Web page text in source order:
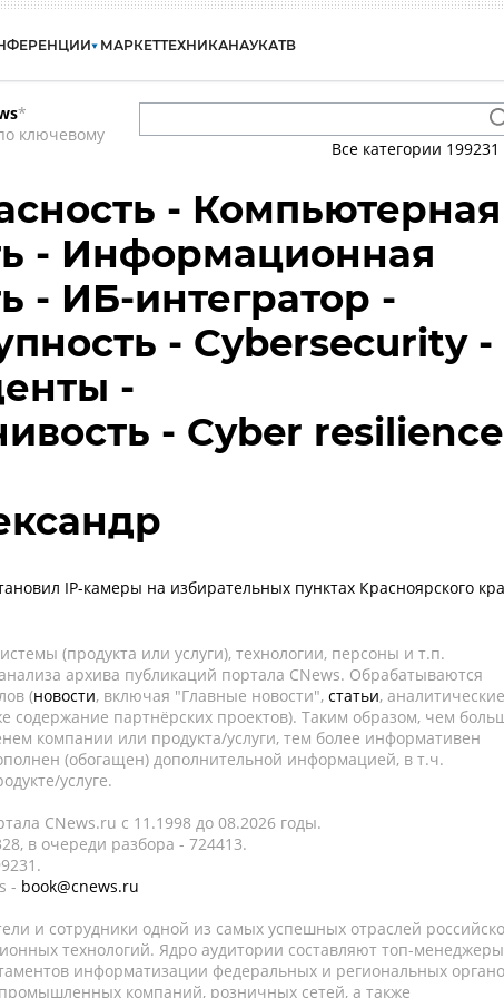
МАРКЕТТЕХНИКАНАУКАТВ
*
ключевому
Все категории 199231
- Компьютерная
- Информационная
- ИБ-интегратор -
- Cybersecurity -
-
- Cyber resilience
IP-камеры на избирательных пунктах Красноярского
(продукта или услуги), технологии, персоны и т.п.
архива публикаций портала CNews. Обрабатываются
(новости, включая "Главные новости", статьи, аналитические
содержание партнёрских проектов). Таким образом, чем
компании или продукта/услуги, тем более информативен
(обогащен) дополнительной информацией, в т.ч.
услуге.
CNews.ru c 11.1998 до 08.2026 годы.
в очереди разбора - 724413.
- book@cnews.ru
и сотрудники одной из самых успешных отраслей
технологий. Ядро аудитории составляют топ-
информатизации федеральных и региональных
промышленных компаний, розничных сетей, а также